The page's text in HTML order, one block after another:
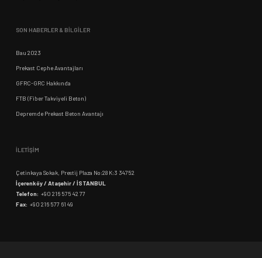
SON HABERLER & BİLGİLER
Bau 2023
Prekast Cephe Avantajları
GFRC-GRC Hakkında
FTB (Fiber Takviyeli Beton)
Depremde Prekast Beton Avantajı
İLETİŞİM
Çetinkaya Sokak, Prestij Plaza No:28 K:3 34752
İçerenköy / Ataşehir / İSTANBUL
Telefon: +90 216 575 42 77
Fax: +90 216 577 61 49